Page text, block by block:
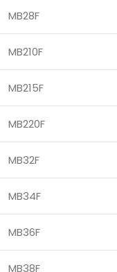
MB28F
MB210F
MB215F
MB220F
MB32F
MB34F
MB36F
MB38F